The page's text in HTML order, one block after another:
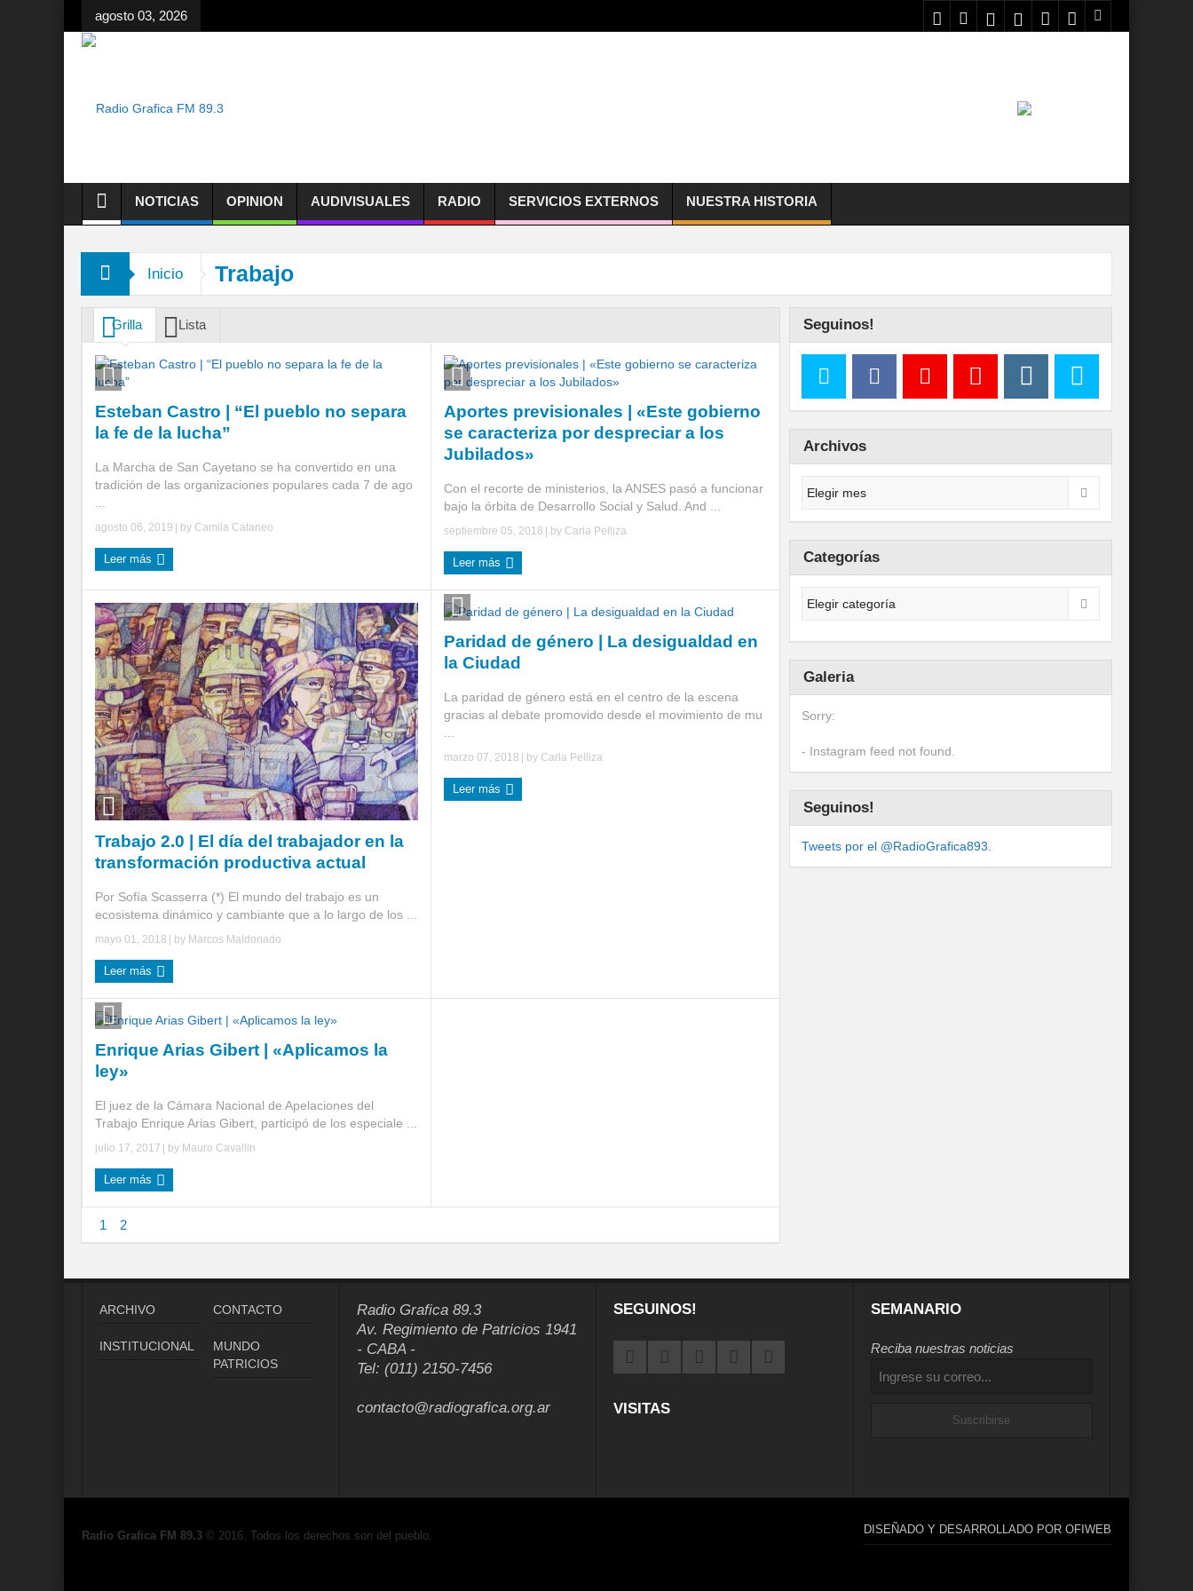
agosto 03, 2026
NOTICIAS OPINION AUDIVISUALES RADIO SERVICIOS EXTERNOS NUESTRA HISTORIA
Inicio Trabajo
Grilla Lista
Esteban Castro | “El pueblo no separa
la fe de la lucha”
La Marcha de San Cayetano se ha convertido en una
tradición de las organizaciones populares cada 7 de ago
agosto 06, 2019 | by Camila Cataneo
Leer más
Aportes previsionales | «Este gobierno
se caracteriza por despreciar a los
Jubilados»
Con el recorte de ministerios, la ANSES pasó a funcionar
bajo la órbita de Desarrollo Social y Salud. And ...
septiembre 05, 2018 | by Carla Pelliza
Leer más
Trabajo 2.0 | El día del trabajador en la
transformación productiva actual
Por Sofía Scasserra (*) El mundo del trabajo es un
ecosistema dinámico y cambiante que a lo largo de los ...
mayo 01, 2018 | by Marcos Maldonado
Leer más
Paridad de género | La desigualdad en
la Ciudad
La paridad de género está en el centro de la escena
gracias al debate promovido desde el movimiento de mu
marzo 07, 2018 | by Carla Pelliza
Leer más
Enrique Arias Gibert | «Aplicamos la
ley»
El juez de la Cámara Nacional de Apelaciones del
Trabajo Enrique Arias Gibert, participó de los especiale ...
julio 17, 2017 | by Mauro Cavallin
Leer más
1 2
Seguinos!
Archivos
Categorías
Galeria
Sorry:
- Instagram feed not found.
Seguinos!
Tweets por el @RadioGrafica893.
ARCHIVO CONTACTO
INSTITUCIONAL
MUNDO
PATRICIOS
Radio Grafica 89.3
Av. Regimiento de Patricios 1941
- CABA -
Tel: (011) 2150-7456
contacto@radiografica.org.ar
SEGUINOS!
VISITAS
SEMANARIO
Reciba nuestras noticias
DISEÑADO Y DESARROLLADO POR OFIWEB
Radio Grafica FM 89.3 © 2016. Todos los derechos son del pueblo.